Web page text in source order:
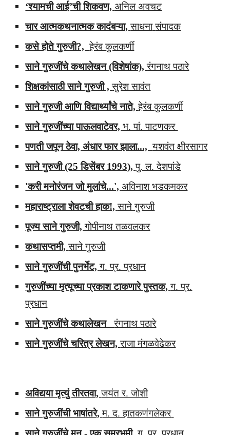
‘श्यामची आई’ची शिकवण,अनिल अवचट
चार आत्मकथनात्मक कादंबऱ्या,साधना संपादक
कसे होते गुरुजी?,हेरंब कुलकर्णी
साने गुरुजींचे कथालेखन (विशेषांक),रंगनाथ पठारे
शिक्षकांसाठी साने गुरुजी ,सुरेश सावंत
साने गुरुजी आणि विद्यार्थ्यांचे नाते,हेरंब कुलकर्णी
साने गुरुजींच्या पाऊलवाटेवर,भ. पां. पाटणकर
पणती जपून ठेवा, अंधार फार झाला...,यशवंत क्षीरसागर
साने गुरुजी (25 डिसेंबर 1993),पु. ल. देशपांडे
'करी मनोरंजन जो मुलांचे...',अविनाश भडकमकर
महाराष्ट्राला शेवटची हाक!,साने गुरुजी
पूज्य साने गुरुजी,गोपीनाथ तळवलकर
कथासप्तमी,साने गुरुजी
साने गुरुजींची पुनर्भेट,ग. प्र. प्रधान
गुरुजींच्या मृत्यूच्या प्रकाश टाकणारे पुस्तक,ग. प्र.
प्रधान
साने गुरुजींचे कथालेखनरंगनाथ पठारे
साने गुरुजींचे चरित्र लेखन,राजा मंगळवेढेकर
अविद्यया मृत्युं तीरतवा,जयंत र. जोशी
साने गुरुजींची भाषांतरे,म. द. हातकणंगलेकर